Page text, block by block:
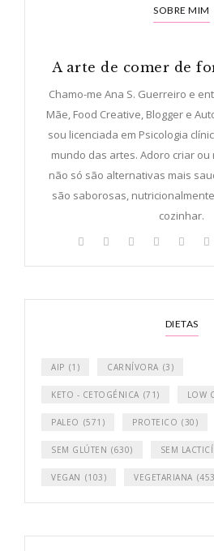
SOBRE MIM
A arte de comer de
Chamo-me Ana S. Guerreiro e
Mãe, Food Creative, Blogger e
sou licenciada em Psicologia
mundo das artes. Adoro criar
não só são alternativas mais
são saborosas,
cozinhar.
DIETAS
AIP (1) CARNÍVORA (3)
KETO - CETOGÉNICA (71) LOW
PALEO (571) PROTEICO (30)
SEM GLÚTEN (630) SEM
VEGAN (103) VEGETARIANA